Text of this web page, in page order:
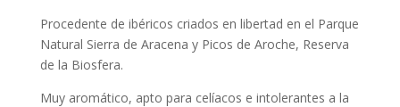
hasta
520,00€
Procedente de ibéricos criados en libertad en el Parque
Natural Sierra de Aracena y Picos de Aroche, Reserva
de la Biosfera.
Muy aromático, apto para celíacos e intolerantes a la